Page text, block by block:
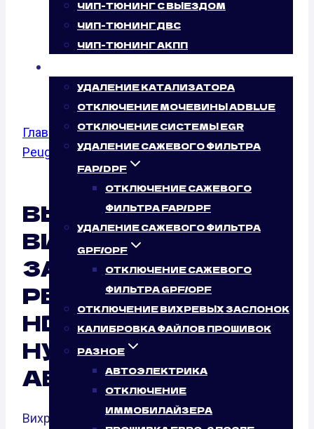
ЧИП-ТЮНИНГ С ВЫЕЗДОМ
ЧИП-ТЮНИНГ ДВС
ЧИП-ТЮНИНГ АКПП
УДАЛЕНИЕ КАТАЛИЗАТОРА
ОТКЛЮЧЕНИЕ МОЧЕВИНЫ ADBLUE
ОТКЛЮЧЕНИЕ СИСТЕМЫ EGR
УДАЛЕНИЕ САЖЕВОГО ФИЛЬТРА
FAP/DPF
ОТКЛЮЧЕНИЕ САЖЕВОГО
ФИЛЬТРА FAP/DPF
УДАЛЕНИЕ САЖЕВОГО ФИЛЬТРА
GPF/OPF
ОТКЛЮЧЕНИЕ САЖЕВОГО
ФИЛЬТРА GPF/OPF
ОТКЛЮЧЕНИЕ ВИХРЕВЫХ ЗАСЛОНОК
КАЛИБРОВКА ФАЙЛОВ ПРОШИВОК
РАЗНОЕ
АВТОЭЛЕКТРИКА
ОТКЛЮЧЕНИЕ
ИММОБИЛАЙЗЕРА
PEUGEOT 308
1.6 HDI (115 Л.С.)
Главная /Отключение вихревых заслонок
Peugeot /308/ 1.6 HDI
ВЫКЛЮЧЕНИЕ
ВИХРЕВЫХ
ЗАСЛОНОК
PEUGEOT 308 1.6
HDI (115 Л.С.):
НУЖНО ЛИ ЭТО
АВТО?
Вихревые заслонки — это элементы